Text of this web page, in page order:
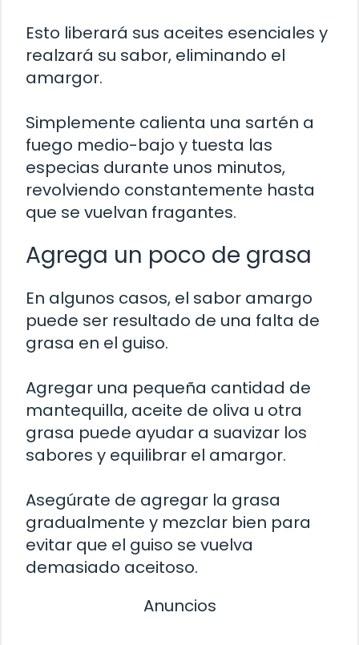
Esto liberará sus aceites esenciales y
realzará su sabor, eliminando el
amargor.
Simplemente calienta una sartén a
fuego medio-bajo y tuesta las
especias durante unos minutos,
revolviendo constantemente hasta
que se vuelvan fragantes.
Agrega un poco de grasa
En algunos casos, el sabor amargo
puede ser resultado de una falta de
grasa en el guiso.
Agregar una pequeña cantidad de
mantequilla, aceite de oliva u otra
grasa puede ayudar a suavizar los
sabores y equilibrar el amargor.
Asegúrate de agregar la grasa
gradualmente y mezclar bien para
evitar que el guiso se vuelva
demasiado aceitoso.
Anuncios